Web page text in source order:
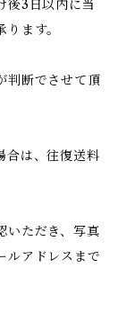
後3日以内に当
ます。
判断でさせて頂
合は、往復送料
いただき、写真
ルアドレスまで